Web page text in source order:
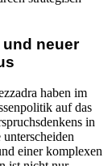
neuer
haben im
auf das
in
einer komplexen